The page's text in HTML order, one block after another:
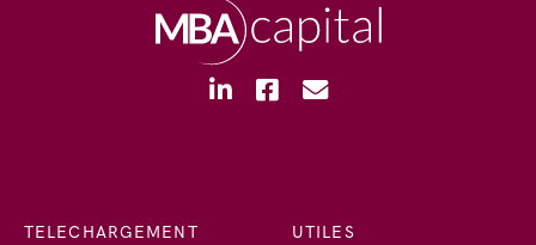
TELECHARGEMENT UTILES